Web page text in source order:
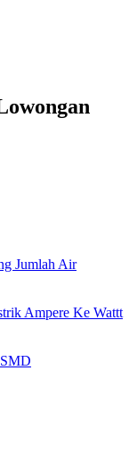
Jumlah Air
Ampere Ke Wattt